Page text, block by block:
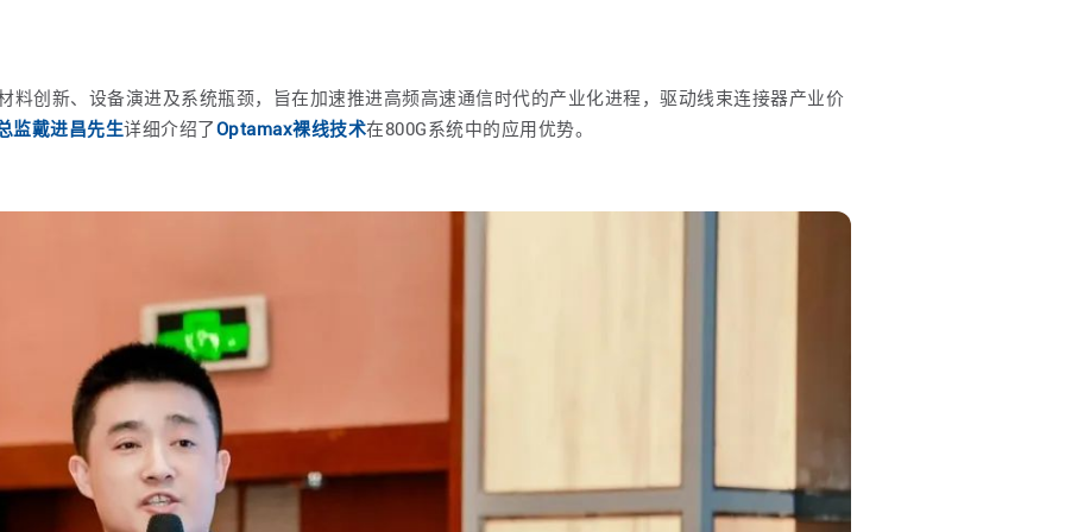
料创新、设备演进及系统瓶颈，旨在加速推进高频高速通信时代的产业化进程，驱动线束连接器产业价
监戴进昌先生详细介绍了Optamax裸线技术在800G系统中的应用优势。